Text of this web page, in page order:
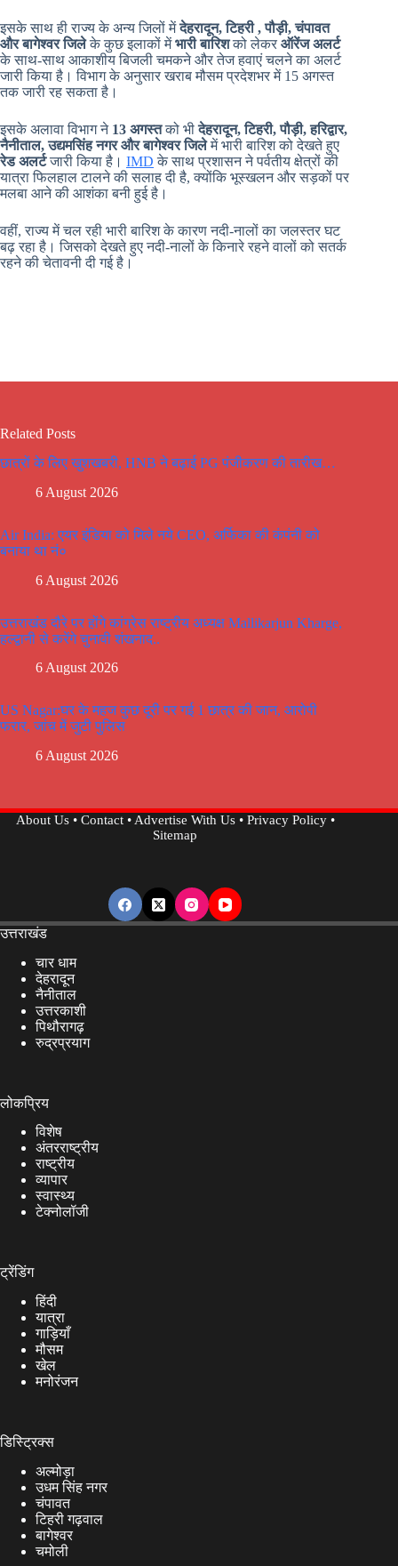
इसके साथ ही राज्य के अन्य जिलों मेंदेहरादून, टिहरी , पौड़ी, चंपावत
और बागेश्वर जिलेके कुछ इलाकों मेंभारी बारिशको लेकर ऑरेंज अलर्ट
के साथ-साथ आकाशीय बिजली चमकने और तेज हवाएं चलने का अलर्ट
जारी किया है। विभाग के अनुसार खराब मौसम प्रदेशभर में 15 अगस्त
तक जारी रह सकता है।
इसके अलावा विभाग ने 13 अगस्तको भीदेहरादून, टिहरी, पौड़ी, हरिद्वार,
नैनीताल, उद्यमसिंह नगर और बागेश्वर जिलेमें भारी बारिश को देखते हुए
रेड अलर्टजारी किया है। IMD के साथ प्रशासन ने पर्वतीय क्षेत्रों की
यात्रा फिलहाल टालने की सलाह दी है, क्योंकि भूस्खलन और सड़कों पर
मलबा आने की आशंका बनी हुई है।
वहीं, राज्य में चल रही भारी बारिश के कारण नदी-नालों का जलस्तर घट
बढ़ रहा है। जिसको देखते हुए नदी-नालों के किनारे रहने वालों को सतर्क
रहने की चेतावनी दी गई है।
Related Posts
छात्रों के लिए खुशखबरी, HNB ने बढ़ाई PG पंजीकरण की तारीख…
6 August 2026
Air India: एयर इंडिया को मिले नये CEO, अर्फिका की कंपंनी को
बनाया था नं०
6 August 2026
उत्तराखंड दौरे पर होंगे कांग्रेस राष्ट्रीय अध्यक्ष Mallikarjun Kharge,
हल्द्वानी से करेंगे चुनावी शंखनाद..
6 August 2026
US Nagar:घर के महज कुछ दूरी पर गई 1 छात्र की जान, आरोपी
फरार, जांच में जुटी पुलिस
6 August 2026
About Us• Contact•Advertise With Us• Privacy Policy•
Sitemap
उत्तराखंड
चार धाम
देहरादून
नैनीताल
उत्तरकाशी
पिथौरागढ़
रुद्रप्रयाग
लोकप्रिय
विशेष
अंतरराष्ट्रीय
राष्ट्रीय
व्यापार
स्वास्थ्य
टेक्नोलॉजी
ट्रेंडिंग
हिंदी
यात्रा
गाड़ियाँ
मौसम
खेल
मनोरंजन
डिस्ट्रिक्स
अल्मोड़ा
उधम सिंह नगर
चंपावत
टिहरी गढ़वाल
बागेश्वर
चमोली